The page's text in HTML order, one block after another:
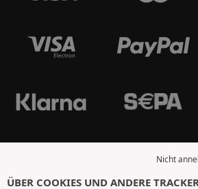
Nicht
ÜBER COOKIES UND ANDERE